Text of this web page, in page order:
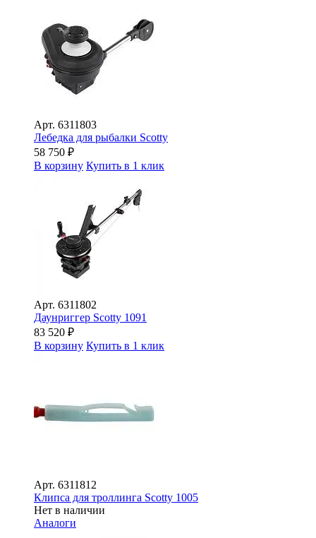
Арт. 6311803
Лебедка для рыбалки Scotty
58 750 ₽
В корзину Купить в 1 клик
Арт. 6311802
Даунриггер Scotty 1091
83 520 ₽
В корзину Купить в 1 клик
Арт. 6311812
Клипса для троллинга Scotty 1005
Нет в наличии
Аналоги